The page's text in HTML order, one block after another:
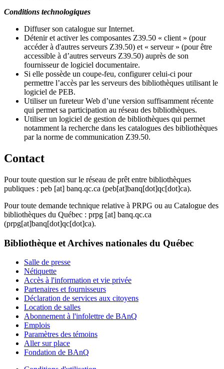
Conditions technologiques
Diffuser son catalogue sur Internet.
Détenir et activer les composantes Z39.50 « client » (pour
accéder à d'autres serveurs Z39.50) et « serveur » (pour être
accessible à d’autres serveurs Z39.50) auprès de son
fournisseur de logiciel documentaire.
Si elle possède un coupe-feu, configurer celui-ci pour
permettre l’accès par les serveurs des bibliothèques utilisant le
logiciel de PEB.
Utiliser un fureteur Web d’une version suffisamment récente
qui permet sa participation au réseau des bibliothèques.
Utiliser un logiciel de gestion de bibliothèques qui permet
notamment la recherche dans les catalogues des bibliothèques
par la norme de communication Z39.50.
Contact
Pour toute question sur le réseau de prêt entre bibliothèques
publiques : peb [at] banq.qc.ca (peb[at]banq[dot]qc[dot]ca).
Pour toute demande technique relative à PRPG ou au Catalogue des
bibliothèques du Québec : prpg [at] banq.qc.ca
(prpg[at]banq[dot]qc[dot]ca).
Bibliothèque et Archives nationales du Québec
Salle de presse
Nétiquette
Accès à l'information et vie privée
Partenaires et fournisseurs
Déclaration de services aux citoyens
Location de salles
Abonnement à l'infolettre de BAnQ
Emplois
Paramètres des témoins
Aller sur place
Fondation de BAnQ